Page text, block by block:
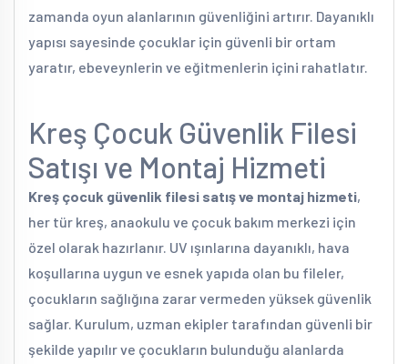
zamanda oyun alanlarının güvenliğini artırır. Dayanıklı
yapısı sayesinde çocuklar için güvenli bir ortam
yaratır, ebeveynlerin ve eğitmenlerin içini rahatlatır.
Kreş Çocuk Güvenlik Filesi
Satışı ve Montaj Hizmeti
Kreş çocuk güvenlik filesi satış ve montaj hizmeti,
her tür kreş, anaokulu ve çocuk bakım merkezi için
özel olarak hazırlanır. UV ışınlarına dayanıklı, hava
koşullarına uygun ve esnek yapıda olan bu fileler,
çocukların sağlığına zarar vermeden yüksek güvenlik
sağlar. Kurulum, uzman ekipler tarafından güvenli bir
şekilde yapılır ve çocukların bulunduğu alanlarda